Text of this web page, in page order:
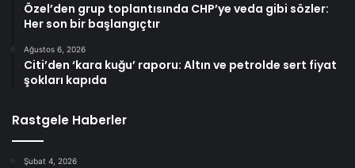
Özel’den grup toplantısında CHP’ye veda gibi sözler:
Her son bir başlangıçtır
Ağustos 6, 2026
Citi’den ‘kara kuğu’ raporu: Altın ve petrolde sert fiyat
şokları kapıda
Rastgele Haberler
Şubat 4, 2026